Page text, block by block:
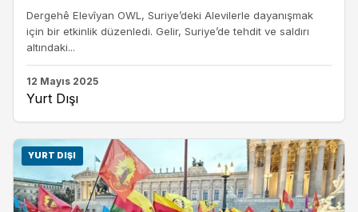
Dergehê Elevîyan OWL, Suriye’deki Alevilerle dayanışmak
için bir etkinlik düzenledi. Gelir, Suriye’de tehdit ve saldırı
altındaki...
12 Mayıs 2025
Yurt Dışı
YURT DIŞI